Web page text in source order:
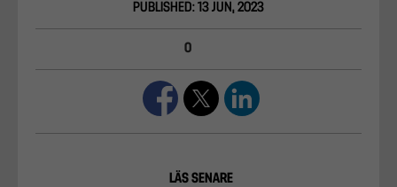
PUBLISHED: 13 JUN, 2023
0
LÄS SENARE